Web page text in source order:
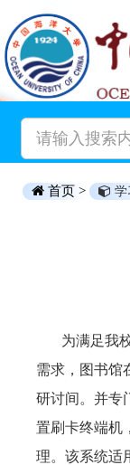
首页 > 学
为满足我校
需求，图书馆
研讨间。并专
置刷卡终端机
理。该系统适